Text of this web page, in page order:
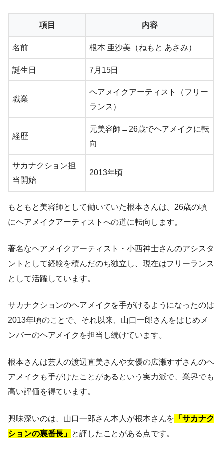
項目 内容
名前 根本 亜沙美（ねもと あさみ）
誕生日 7月15日
職業
ヘアメイクアーティスト（フリー
ランス）
経歴
元美容師→26歳でヘアメイクに転
向
サカナクション担
当開始
2013年頃
もともと美容師として働いていた根本さんは、26歳の頃
にヘアメイクアーティストへの道に転向します。
著名なヘアメイクアーティスト・小西神士さんのアシスタ
ントとして経験を積んだのち独立し、現在はフリーランス
として活躍しています。
サカナクションのヘアメイクを手がけるようになったのは
2013年頃のことで、それ以来、山口一郎さんをはじめメ
ンバーのヘアメイクを担当し続けています。
根本さんは芸人の渡辺直美さんや女優の広瀬すずさんのヘ
アメイクも手がけたことがあるという実力派で、業界でも
高い評価を得ています。
興味深いのは、山口一郎さん本人が根本さんを 「サカナク
ションの裏番長」 と評したことがある点です。